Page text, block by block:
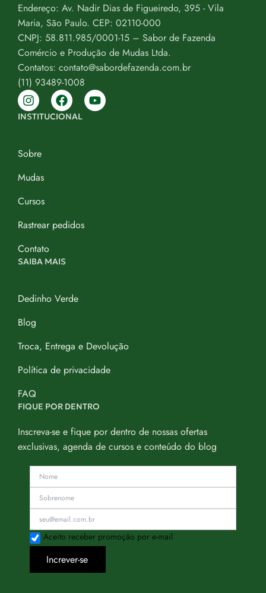
Endereço: Av. Nadir Dias de Figueiredo, 395 - Vila
Maria, São Paulo. CEP: 02110-000
CNPJ: 58.811.985/0001-15 – Sabor de Fazenda
Comércio e Produção de Mudas Ltda.
Contatos: contato@sabordefazenda.com.br
(11) 93489-1008
INSTITUCIONAL
Sobre
Mudas
Cursos
Rastrear pedidos
Contato
SAIBA MAIS
Dedinho Verde
Blog
Troca, Entrega e Devolução
Política de privacidade
FAQ
FIQUE POR DENTRO
Inscreva-se e fique por dentro de nossas ofertas
exclusivas, agenda de cursos e conteúdo do blog
Aceito receber promoção por e-mail
Increver-se